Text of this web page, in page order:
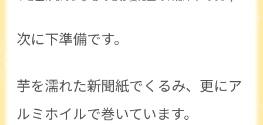
次に下準備です。
芋を濡れた新聞紙でくるみ、更にア
ルミホイルで巻いています。